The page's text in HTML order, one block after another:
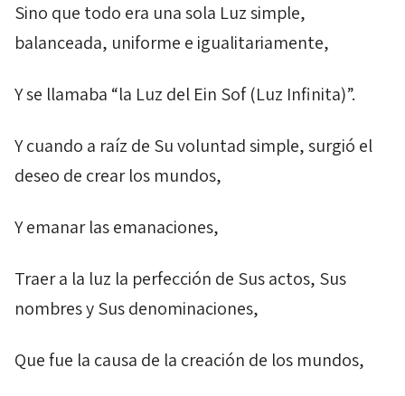
Sino que todo era una sola Luz simple,
balanceada, uniforme e igualitariamente,
Y se llamaba “la Luz del Ein Sof(Luz Infinita)”.
Y cuando a raíz de Su voluntad simple, surgió el
deseo de crear los mundos,
Y emanar las emanaciones,
Traer a la luz la perfección de Sus actos, Sus
nombres y Sus denominaciones,
Que fue la causa de la creación de los mundos,